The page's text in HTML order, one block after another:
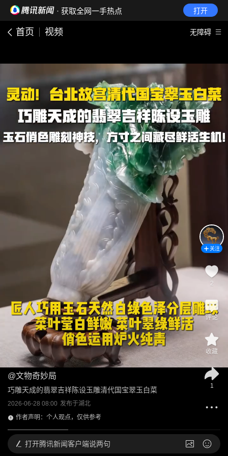
· 获取全网一手热点 打开
首页 视频 无障碍
@文物奇妙局
巧雕天成的翡翠吉祥陈设玉雕清代国宝翠玉白菜
2026-06-28 08:00 发布于湖北
作者声明：个人观点，仅供参考
关注
2
评论
收藏
1
打开腾讯新闻客户端说两句